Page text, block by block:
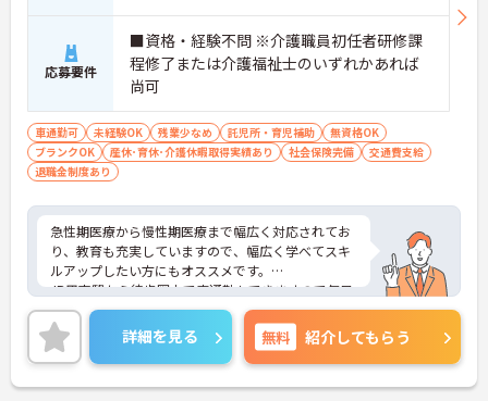
応募要件
■資格・経験不問 ※介護職員初任者研修課
程修了または介護福祉士のいずれかあれば
尚可
車通勤可 未経験OK 残業少なめ 託児所・育児補助
無資格OK
ブランクOK
産休･育休･介護休暇取得実績あり 社会保険完備
交通費支給
退職金制度あり
急性期医療から慢性期医療まで幅広く対応されてお
り、教育も充実していますので、幅広く学べてスキ
ルアップしたい方にもオススメです。
JR甲南駅から徒歩圏内で車通勤もできますので毎日
の通勤にも便利です。
また24時間院内託児所があり、お子さんのいらっし
ゃる方でも安心して働けます♪
少しでもご興味のある方はお気軽にご相談くださ
い。面接対策などより詳細をお伝えいたします！
詳細を見る 無料 紹介してもらう